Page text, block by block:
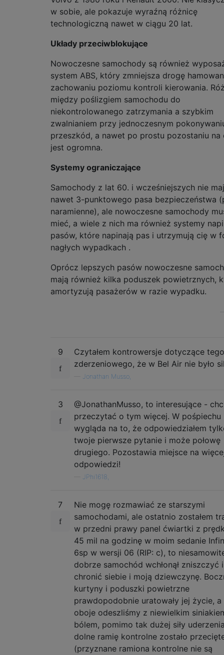
w sobie, ale pokazuje wyraźną różnicę
technologiczną nawet w ciągu 20 lat.
Układy przeciwblokujące
Nowoczesne samochody są również
system ABS, który zmniejsza drogę
zachowaniu poziomu kontroli kierowania.
między poślizgiem samochodu do
niekontrolowanego zatrzymania a szybkim
zwalnianiem przy jednoczesnym
przeszkód, a nawet po prostu pozostaniu na
jest ogromna.
Systemy ograniczające
Samochody z lat 60. i wcześniejszych nie
nawet 3-punktowego pasa bezpieczeństwa
naramienne), ale nowoczesne samochody
mieć, a wiele z nich ma również systemy
pasów, które napinają pas i utrzymują cię w
nagłych wypadkach .
Oprócz lepszych pasów nowoczesne
mają również kilka poduszek powietrznych,
amortyzują pasażerów w razie wypadku.
9
Czytałem kontrowersje dotyczące
zderzeniowego, że w Bel Air nie było
Jonathan Musso,
3
@JonathanMusso, to interesujące -
przeczytać o tym więcej. W pośpiechu
wygląda na to, że odpowiedziałem
twoje pierwsze pytanie i może połowę
drugiego. Pozostawia miejsce na
odpowiedzi!
JPhi1618,
7
Nie mogę rozmawiać ze starszymi
samochodami, ale ostatnio zostałem
w przedni prawy panel ćwiartki z
45 mil na godzinę w moim sedanie
6sp w wersji 06 (RIP: c), to
dobrze samochód wchłonął zniszczyć i
chronić siebie i moją dziewczynę.
kurtyny i poduszki powietrzne
prawdopodobnie uratowały jej życie, a
oboje odeszliśmy z niewielkim
bólem, pomimo tak dużej siły
dolne ramię kontrolne zostało
(przyznane ramiona kontrolne nie są